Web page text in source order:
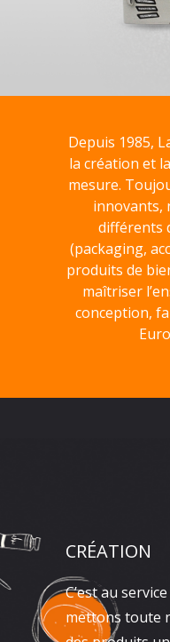
Depuis 1985,
la création et
mesure.
innovants,
différents
(packaging,
produits de
maîtriser
conception,
CRÉATION
C’est au
mettons toute